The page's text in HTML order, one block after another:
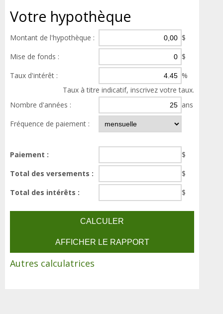
Votre hypothèque
Montant de l'hypothèque :
$
Mise de fonds :
$
Taux d'intérêt :
%
Taux à titre indicatif, inscrivez votre taux.
Nombre d'années :
ans
Fréquence de paiement :
Paiement :
$
Total des versements :
$
Total des intérêts :
$
Autres calculatrices